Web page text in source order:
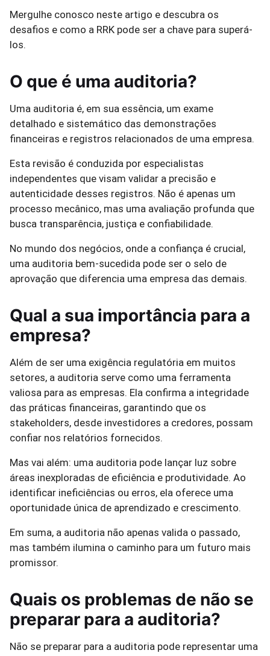
Mergulhe conosco neste artigo e descubra os
desafios e como a RRK pode ser a chave para superá-
los.
O que é uma auditoria?
Uma auditoria é, em sua essência, um exame
detalhado e sistemático das demonstrações
financeiras e registros relacionados de uma empresa.
Esta revisão é conduzida por especialistas
independentes que visam validar a precisão e
autenticidade desses registros. Não é apenas um
processo mecânico, mas uma avaliação profunda que
busca transparência, justiça e confiabilidade.
No mundo dos negócios, onde a confiança é crucial,
uma auditoria bem-sucedida pode ser o selo de
aprovação que diferencia uma empresa das demais.
Qual a sua importância para a
empresa?
Além de ser uma exigência regulatória em muitos
setores, a auditoria serve como uma ferramenta
valiosa para as empresas. Ela confirma a integridade
das práticas financeiras, garantindo que os
stakeholders, desde investidores a credores, possam
confiar nos relatórios fornecidos.
Mas vai além: uma auditoria pode lançar luz sobre
áreas inexploradas de eficiência e produtividade. Ao
identificar ineficiências ou erros, ela oferece uma
oportunidade única de aprendizado e crescimento.
Em suma, a auditoria não apenas valida o passado,
mas também ilumina o caminho para um futuro mais
promissor.
Quais os problemas de não se
preparar para a auditoria?
Não se preparar para a auditoria pode representar uma